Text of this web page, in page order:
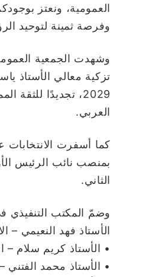
العمومية، ونعتز
وفرصة ثمينة لتوحيد
وشهدت الجمعية
تزكية معالي الأستاذ
2029، تجديدًا
العربي.
كما أسفرت الانتخابات
بمنصب نائب الرئيس
الثاني.
وضمّ المكتب التنفيذي
الأستاذ فهد النعيمي –
• الأستاذ كريم سلام –
• الأستاذ محمد الفتني